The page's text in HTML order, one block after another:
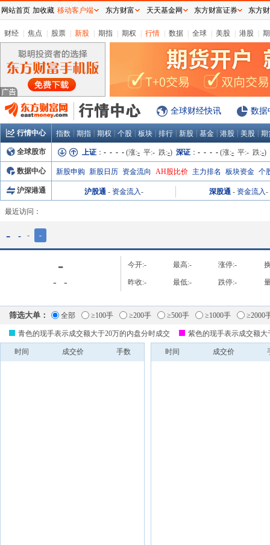
财经 焦点 股票 新股 期指 期权 行情 数据 全球 美股 港股
全球财经快讯 数据
行情中心 指数 期指 期权 个股 板块 排行 新股 基金 港股 美股 期
全球股市 上证 ： - - - - (涨:- 平:- 跌:-) 深证 ： - - - - (涨:- 平:- 跌:-)
数据中心 新股申购 新股日历 资金流向 AH股比价 主力排名 板块资金 个
沪深港通 沪股通 - 资金流入- 深股通 - 资金流入-
最近访问：
- - - -
-
- -
今开:- 最高:- 涨停:-
昨收:- 最低:- 跌停:-
筛选大单： 全部 ≥100手 ≥200手 ≥500手 ≥1000手 ≥2000
青色的现手表示成交额大于20万的内盘分时成交 紫色的现手表示成交额
时间 成交价 手数 时间 成交价
网站首页 加收藏 移动客户端 东方财富 天天基金网 东方财富证券 东方